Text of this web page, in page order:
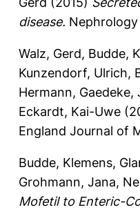
disease.
Walz, Gerd, Budde,
Kunzendorf, Ulrich,
Hermann, Gaedeke,
Eckardt, Kai-Uwe
England Journal of
Budde, Klemens,
Grohmann, Jana,
Mofetil to Enteric-